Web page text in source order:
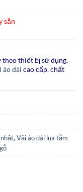
sẵn
theo thiết bị sử dụng.
áo dài cao cấp, chất
,Vải áo dài lụa tằm